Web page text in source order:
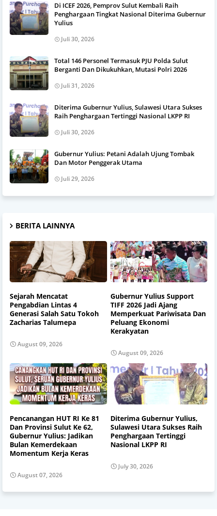
Di ICEF 2026, Pemprov Sulut Kembali Raih
Penghargaan Tingkat Nasional Diterima Gubernur
Yulius
Juli 30, 2026
Total 146 Personel Termasuk PJU Polda Sulut
Berganti Dan Dikukuhkan, Mutasi Polri 2026
Juli 31, 2026
Diterima Gubernur Yulius, Sulawesi Utara Sukses
Raih Penghargaan Tertinggi Nasional LKPP RI
Juli 30, 2026
Gubernur Yulius: Petani Adalah Ujung Tombak
Dan Motor Penggerak Utama
Juli 29, 2026
BERITA LAINNYA
Sejarah Mencatat
Pengabdian Lintas 4
Generasi Salah Satu Tokoh
Zacharias Talumepa
August 09, 2026
Gubernur Yulius Support
TIFF 2026 Jadi Ajang
Memperkuat Pariwisata Dan
Peluang Ekonomi
Kerakyatan
August 09, 2026
Pencanangan HUT RI Ke 81
Dan Provinsi Sulut Ke 62,
Gubernur Yulius: Jadikan
Bulan Kemerdekaan
Momentum Kerja Keras
August 07, 2026
Diterima Gubernur Yulius,
Sulawesi Utara Sukses Raih
Penghargaan Tertinggi
Nasional LKPP RI
July 30, 2026